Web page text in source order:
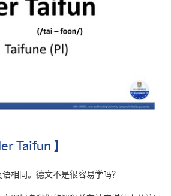
Taifun 】
相同。德文不是很容易学吗？